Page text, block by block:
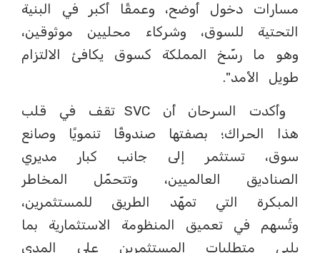
مسارات دخول أوضح، وعمقًا أكبر في البنية
التحتية للسوق، وشركاء محليين موثوقين،
وهو ما رسّخ المملكة كسوق يكافئ الالتزام
طويل الأمد".
وأكدت السرحان أن SVC تقف في قلب
هذا الحراك؛ بصفتها صندوقًا تنمويًا وصانع
سوق، تستثمر إلى جانب كبار مديري
الصناديق العالميين، وتتحمّل المخاطر
المبكرة التي تمهّد الطريق للمستثمرين،
وتُسهم في تعميق المنظومة الاستثمارية بما
يلبي متطلبات المستثمرين على المدى